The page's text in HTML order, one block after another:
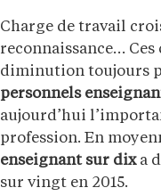
Charge de travail
reconnaissance…
diminution toujours
personnels
aujourd’hui
profession. En
enseignant sur dixa
sur vingt en 2015.